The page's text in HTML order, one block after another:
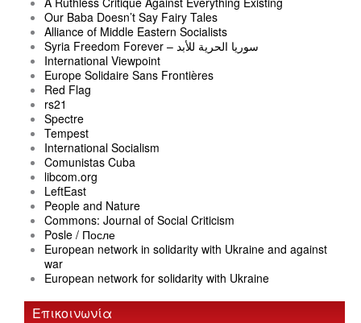
Our Baba Doesn’t Say Fairy Tales
Alliance of Middle Eastern Socialists
Syria Freedom Forever – سوريا الحرية للأبد
International Viewpoint
Europe Solidaire Sans Frontières
Red Flag
rs21
Spectre
Tempest
International Socialism
Comunistas Cuba
libcom.org
LeftEast
People and Nature
Commons: Journal of Social Criticism
Posle / После
European network in solidarity with Ukraine and against
war
European network for solidarity with Ukraine
Επικοινωνία